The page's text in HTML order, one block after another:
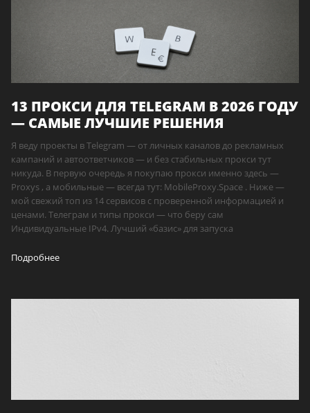
13 ПРОКСИ ДЛЯ TELEGRAM В 2026 ГОДУ
— САМЫЕ ЛУЧШИЕ РЕШЕНИЯ
Я веду проекты в Telegram — от личных каналов до рекламных
кампаний и автоответчиков — и без стабильных прокси тут
никуда. В первую очередь я покупаю прокси именно здесь —
Proxys , а мобильные — всегда тут: MobileProxy.Space . Ниже —
мой свежий топ из 14 сервисов с проверенной информацией и
ценами. Телеграм и типы прокси — что беру сам
Индивидуальные IPv4. Лучший «базис» для запуска
Подробнее